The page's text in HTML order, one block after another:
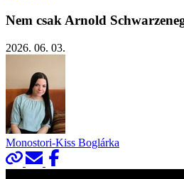
Nem csak Arnold
2026. 06. 03.
Monostori-Kiss Boglárka